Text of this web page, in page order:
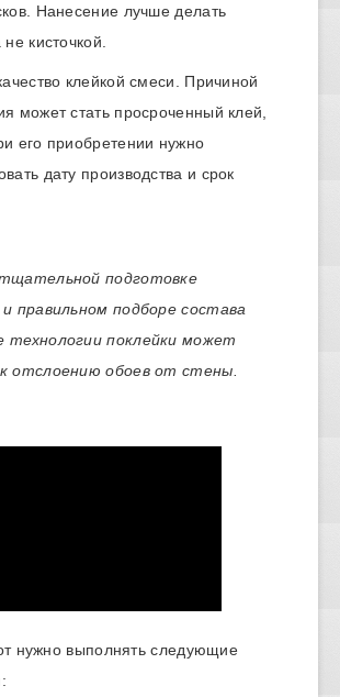
Нанесение лучше делать
кисточкой.
клейкой смеси. Причиной
может стать просроченный клей,
его приобретении нужно
дату производства и срок
подготовке
и правильном подборе состава
технологии поклейки может
отслоению обоев от стены.
нужно выполнять следующие